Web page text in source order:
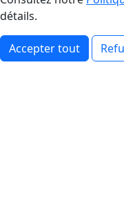
détails.
Accepter tout